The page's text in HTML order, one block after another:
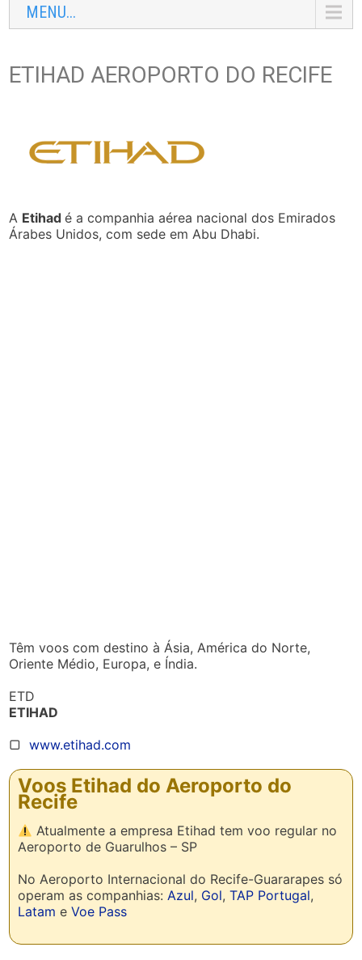
MENU...
ETIHAD AEROPORTO DO RECIFE
A Etihadé a companhia aérea nacional dos Emirados
Árabes Unidos, com sede em Abu Dhabi.
Têm voos com destino à Ásia, América do Norte,
Oriente Médio, Europa, e Índia.
ETD
ETIHAD
▢www.etihad.com
Voos Etihad do Aeroporto do
Recife
Atualmente a empresa Etihad tem voo regular no
Aeroporto de Guarulhos – SP
No Aeroporto Internacional do Recife-Guararapes só
operam as companhias:Azul, Gol,TAP Portugal,
Latam eVoe Pass